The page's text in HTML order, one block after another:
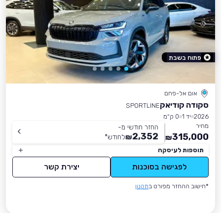
אום אל-פחם
סקודה קודיאקSPORTLINE
2026 יד 1
0 ק״מ
מחיר
315,000
₪
החזר חודשי מ-
2,352
₪לחודש*
תוספות לעיסקה
לפגישה בסוכנות יצירת קשר
*חישוב ההחזר מפורט בתקנון
פתוח בשבת